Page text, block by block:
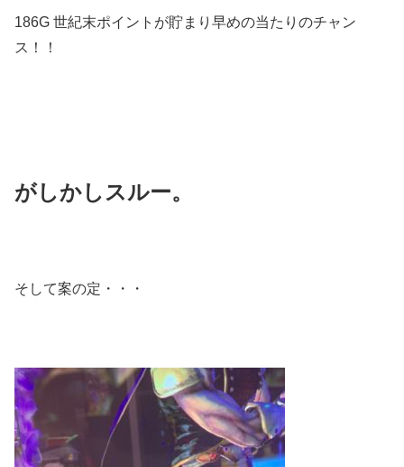
186G 世紀末ポイントが貯まり早めの当たりのチャン
ス！！
がしかしスルー。
そして案の定・・・